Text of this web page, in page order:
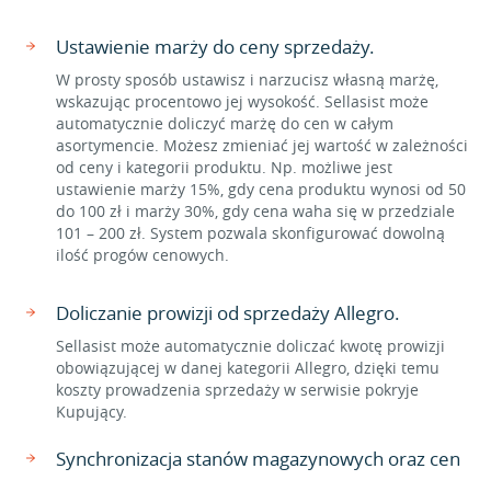
Ustawienie marży do ceny sprzedaży.
W prosty sposób ustawisz i narzucisz własną marżę,
wskazując procentowo jej wysokość. Sellasist może
automatycznie doliczyć marżę do cen w całym
asortymencie. Możesz zmieniać jej wartość w zależności
od ceny i kategorii produktu. Np. możliwe jest
ustawienie marży 15%, gdy cena produktu wynosi od 50
do 100 zł i marży 30%, gdy cena waha się w przedziale
101 – 200 zł. System pozwala skonfigurować dowolną
ilość progów cenowych.
Doliczanie prowizji od sprzedaży Allegro.
Sellasist może automatycznie doliczać kwotę prowizji
obowiązującej w danej kategorii Allegro, dzięki temu
koszty prowadzenia sprzedaży w serwisie pokryje
Kupujący.
Synchronizacja stanów magazynowych oraz cen